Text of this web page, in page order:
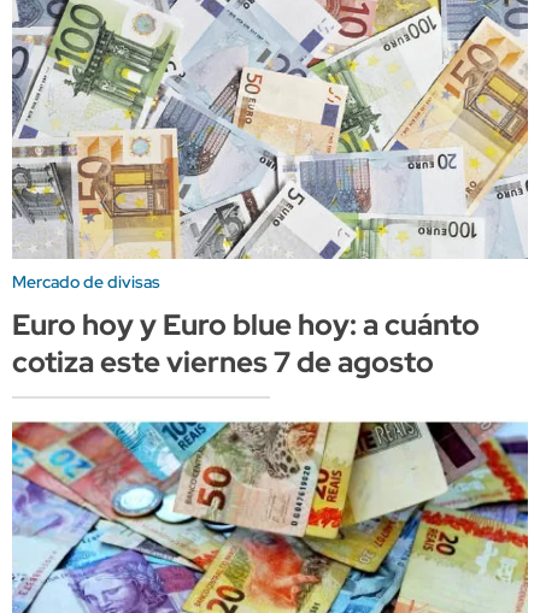
Mercado de divisas
Euro hoy y Euro blue hoy: a cuánto
cotiza este viernes 7 de agosto